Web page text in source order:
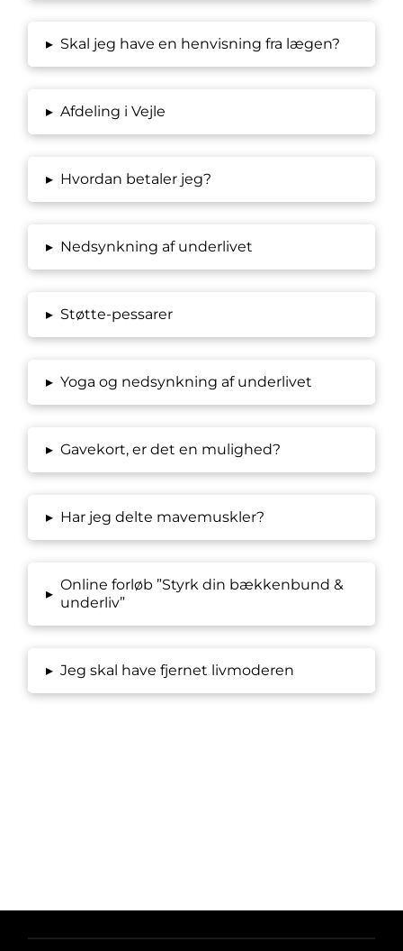
▸ Skal jeg have en henvisning fra lægen?
▸ Afdeling i Vejle
▸ Hvordan betaler jeg?
▸ Nedsynkning af underlivet
▸ Støtte-pessarer
▸ Yoga og nedsynkning af underlivet
▸ Gavekort, er det en mulighed?
▸ Har jeg delte mavemuskler?
▸
Online forløb ”Styrk din bækkenbund &
underliv”
▸ Jeg skal have fjernet livmoderen